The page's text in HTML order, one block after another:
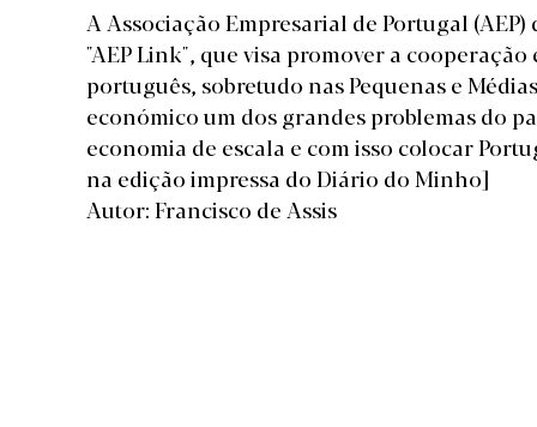
A Associação Empresarial de Portugal
"AEP Link", que visa promover a
português, sobretudo nas Pequenas e
económico um dos grandes problemas do
economia de escala e com isso colocar
na edição impressa do Diário do Minho]
Autor: Francisco de Assis